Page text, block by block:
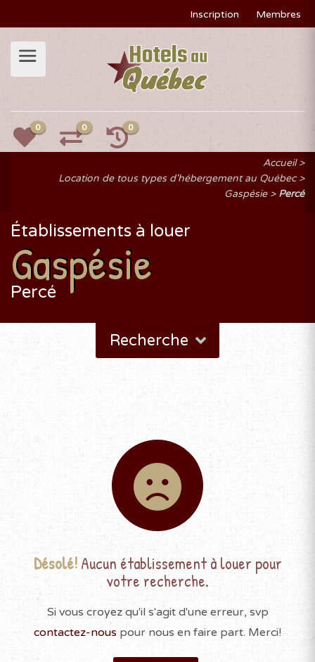
Inscription Membres
0 0 0
Accueil
Location de tous types d'hébergement au Québec
Gaspésie
Percé
Établissements à louer
Gaspésie
Percé
Recherche
Désolé!Aucun établissement à louer pour
votre recherche.
Si vous croyez qu'il s'agit d'une erreur, svp
contactez-nous pour nous en faire part. Merci!